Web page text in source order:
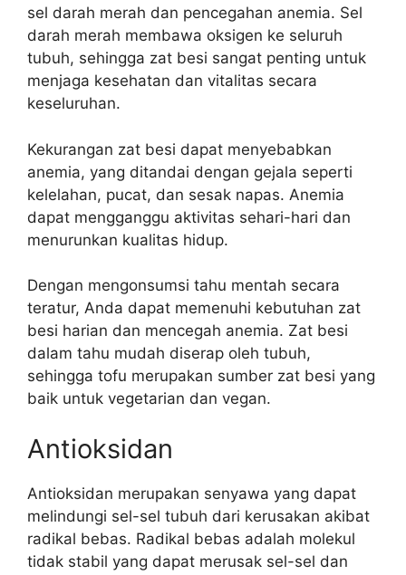
sel darah merah dan pencegahan anemia. Sel
darah merah membawa oksigen ke seluruh
tubuh, sehingga zat besi sangat penting untuk
menjaga kesehatan dan vitalitas secara
keseluruhan.
Kekurangan zat besi dapat menyebabkan
anemia, yang ditandai dengan gejala seperti
kelelahan, pucat, dan sesak napas. Anemia
dapat mengganggu aktivitas sehari-hari dan
menurunkan kualitas hidup.
Dengan mengonsumsi tahu mentah secara
teratur, Anda dapat memenuhi kebutuhan zat
besi harian dan mencegah anemia. Zat besi
dalam tahu mudah diserap oleh tubuh,
sehingga tofu merupakan sumber zat besi yang
baik untuk vegetarian dan vegan.
Antioksidan
Antioksidan merupakan senyawa yang dapat
melindungi sel-sel tubuh dari kerusakan akibat
radikal bebas. Radikal bebas adalah molekul
tidak stabil yang dapat merusak sel-sel dan